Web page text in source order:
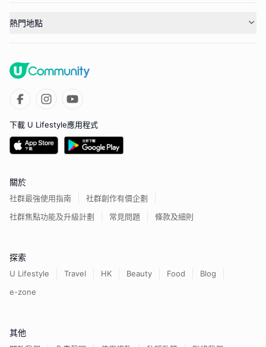
熱門地點
下載 U Lifestyle應用程式
關於
社群最強使用指南
社群創作有價企劃
社群焦點功能及升級計劃
常見問題 條款及細則
探索
U Lifestyle Travel HK Beauty Food
Blog
e-zone
其他